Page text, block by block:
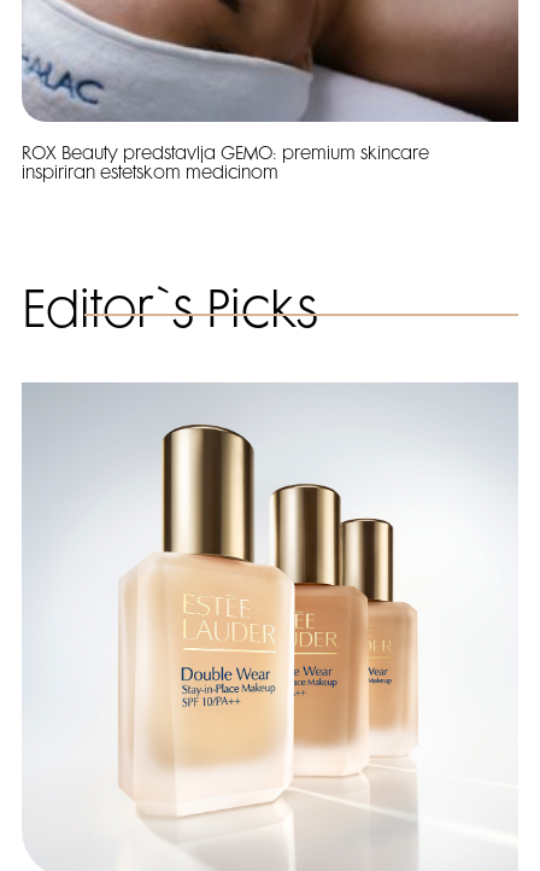
ROX Beauty predstavlja GEMO: premium skincare
inspiriran estetskom medicinom
Editor`s Picks